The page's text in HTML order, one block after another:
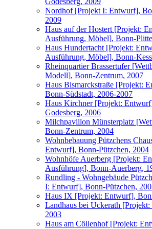
Nordhof [Projekt I: Entwurf],
2009
Haus auf der Hostert [Projekt:
Ausführung, Möbel], Bonn-
Haus Hundertacht [Projekt:
Ausführung, Möbel], Bonn-
Rheinquartier Brassertufer
Modell], Bonn-Zentrum, 2007
Haus Bismarckstraße [Projekt:
Bonn-Südstadt, 2006-2007
Haus Kirchner [Projekt:
Godesberg, 2006
Milchpavillon Münsterplatz
Bonn-Zentrum, 2004
Wohnbebauung Pützchens
Entwurf], Bonn-Pützchen, 2004
Wohnhöfe Auerberg [Projekt:
Ausführung], Bonn-Auerberg,
Rundling - Wohngebäude
I: Entwurf], Bonn-Pützchen,
Haus IX [Projekt: Entwurf],
Landhaus bei Uckerath
2003
Haus am Cöllenhof [Projekt: